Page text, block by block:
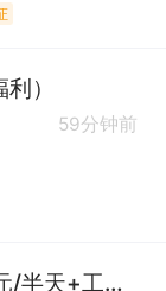
）
59分钟前
【半天班】小碗菜服务员（60元/半天+工作简单）